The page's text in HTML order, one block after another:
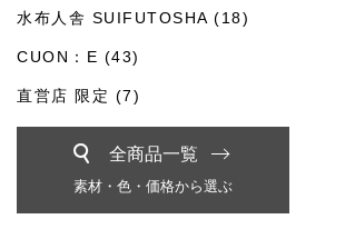
水布人舎 SUIFUTOSHA (18)
CUON：E (43)
直営店 限定 (7)
全商品一覧
素材・色・価格から選ぶ